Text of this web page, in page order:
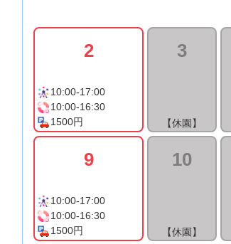
2
10:00-17:00
10:00-16:30
1500円
3
【休園】
9
10:00-17:00
10:00-16:30
1500円
10
【休園】